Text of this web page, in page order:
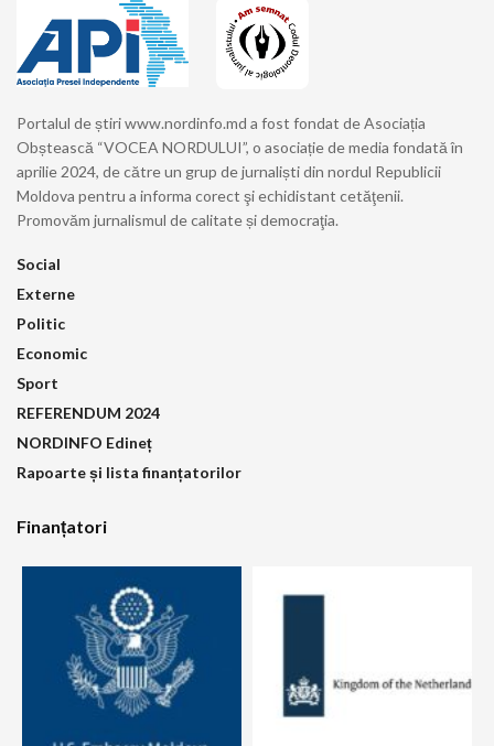
Portalul de știri www.nordinfo.md a fost fondat de Asociația
Obștească “VOCEA NORDULUI”, o asociație de media fondată în
aprilie 2024, de către un grup de jurnaliști din nordul Republicii
Moldova pentru a informa corect şi echidistant cetăţenii.
Promovăm jurnalismul de calitate și democraţia.
Social
Externe
Politic
Economic
Sport
REFERENDUM 2024
NORDINFO Edineț
Rapoarte și lista finanțatorilor
Finanțatori